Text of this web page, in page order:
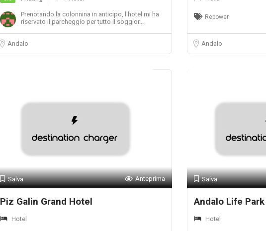
Prenotando la colonnina in anticipo, l'hotel mi ha
riservato il parcheggio per tutto il soggior...
Andalo
Repower
Andalo
Salva Anteprima
Piz Galin Grand Hotel
Hotel
Salva
Andalo Life Park
Hotel